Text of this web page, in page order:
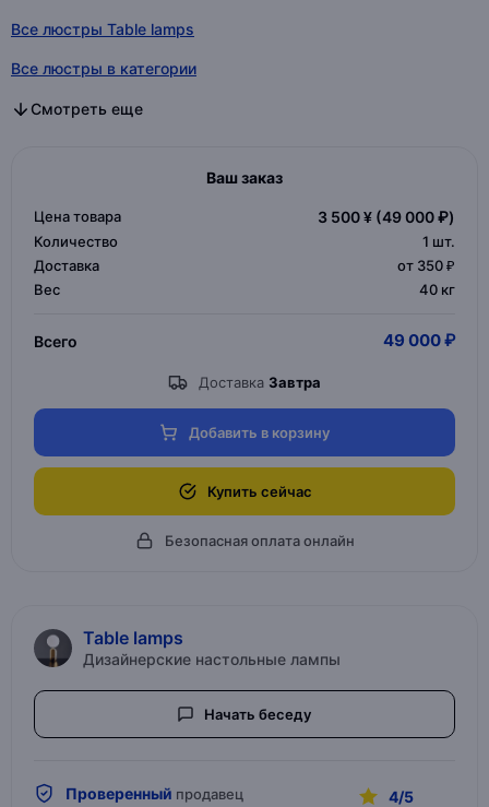
Все люстры Table lamps
Все люстры в категории
Все дизайнерские люстры в категории
Все люстры в категории
Смотреть еще
Ваш заказ
Цена товара 3 500 ¥ (49 000 ₽)
Количество 1 шт.
Доставка
от 350 ₽
Вес
40 кг
Всего 49 000 ₽
Доставка Завтра
Добавить в корзину
Купить сейчас
Безопасная оплата онлайн
Table lamps
Дизайнерские настольные лампы
Начать беседу
Проверенный продавец 4/5